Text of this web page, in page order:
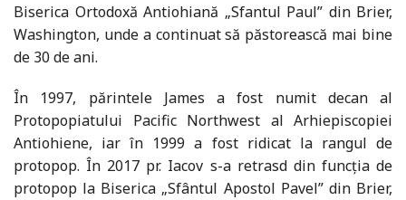
Biserica Ortodoxă Antiohiană „Sfantul Paul” din Brier,
Washington, unde a continuat să păstorească mai bine
de 30 de ani.
În 1997, părintele James a fost numit decan al
Protopopiatului Pacific Northwest al Arhiepiscopiei
Antiohiene, iar în 1999 a fost ridicat la rangul de
protopop. În 2017 pr. Iacov s-a retrasd din funcția de
protopop la Biserica „Sfântul Apostol Pavel” din Brier,